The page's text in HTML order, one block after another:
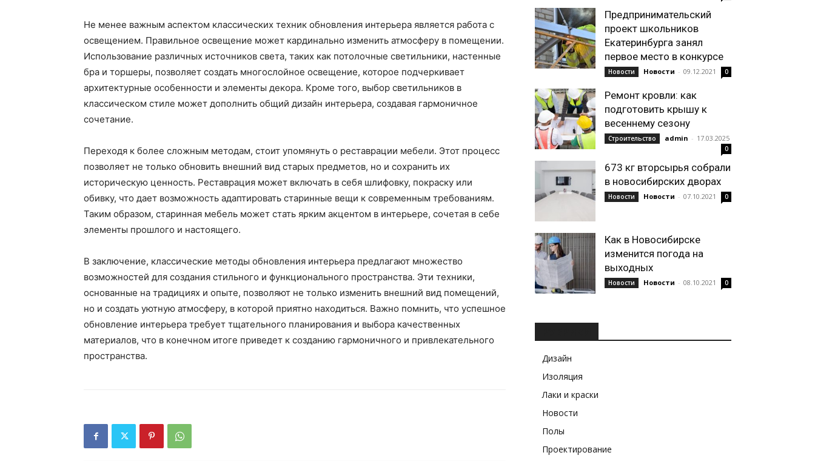
Не менее важным аспектом классических техник обновления интерьера является работа с
освещением. Правильное освещение может кардинально изменить атмосферу в помещении.
Использование различных источников света, таких как потолочные светильники, настенные
бра и торшеры, позволяет создать многослойное освещение, которое подчеркивает
архитектурные особенности и элементы декора. Кроме того, выбор светильников в
классическом стиле может дополнить общий дизайн интерьера, создавая гармоничное
сочетание.
Переходя к более сложным методам, стоит упомянуть о реставрации мебели. Этот процесс
позволяет не только обновить внешний вид старых предметов, но и сохранить их
историческую ценность. Реставрация может включать в себя шлифовку, покраску или
обивку, что дает возможность адаптировать старинные вещи к современным требованиям.
Таким образом, старинная мебель может стать ярким акцентом в интерьере, сочетая в себе
элементы прошлого и настоящего.
В заключение, классические методы обновления интерьера предлагают множество
возможностей для создания стильного и функционального пространства. Эти техники,
основанные на традициях и опыте, позволяют не только изменить внешний вид помещений,
но и создать уютную атмосферу, в которой приятно находиться. Важно помнить, что успешное
обновление интерьера требует тщательного планирования и выбора качественных
материалов, что в конечном итоге приведет к созданию гармоничного и привлекательного
пространства.
Предпринимательский
проект школьников
Екатеринбурга занял
первое место в конкурсе
Новости Новости - 09.12.2021 0
Ремонт кровли: как
подготовить крышу к
весеннему сезону
Строительство admin - 17.03.2025
0
673 кг вторсырья собрали
в новосибирских дворах
Новости Новости - 07.10.2021 0
Как в Новосибирске
изменится погода на
выходных
Новости Новости - 08.10.2021 0
Дизайн
Изоляция
Лаки и краски
Новости
Полы
Проектирование